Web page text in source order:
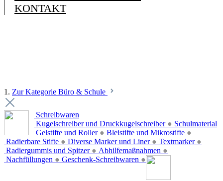
KONTAKT
1. Zur Kategorie Büro & Schule
Schreibwaren
Kugelschreiber und Druckkugelschreiber ●
Gelstifte und Roller ● Bleistifte und Mikrostifte ●
Radierbare Stifte ● Diverse Marker und Liner ● Textmarker ●
Radiergummis und Spitzer ● Abhilfemaßnahmen ●
Nachfüllungen ● Geschenk-Schreibwaren ●
Schulmaterial